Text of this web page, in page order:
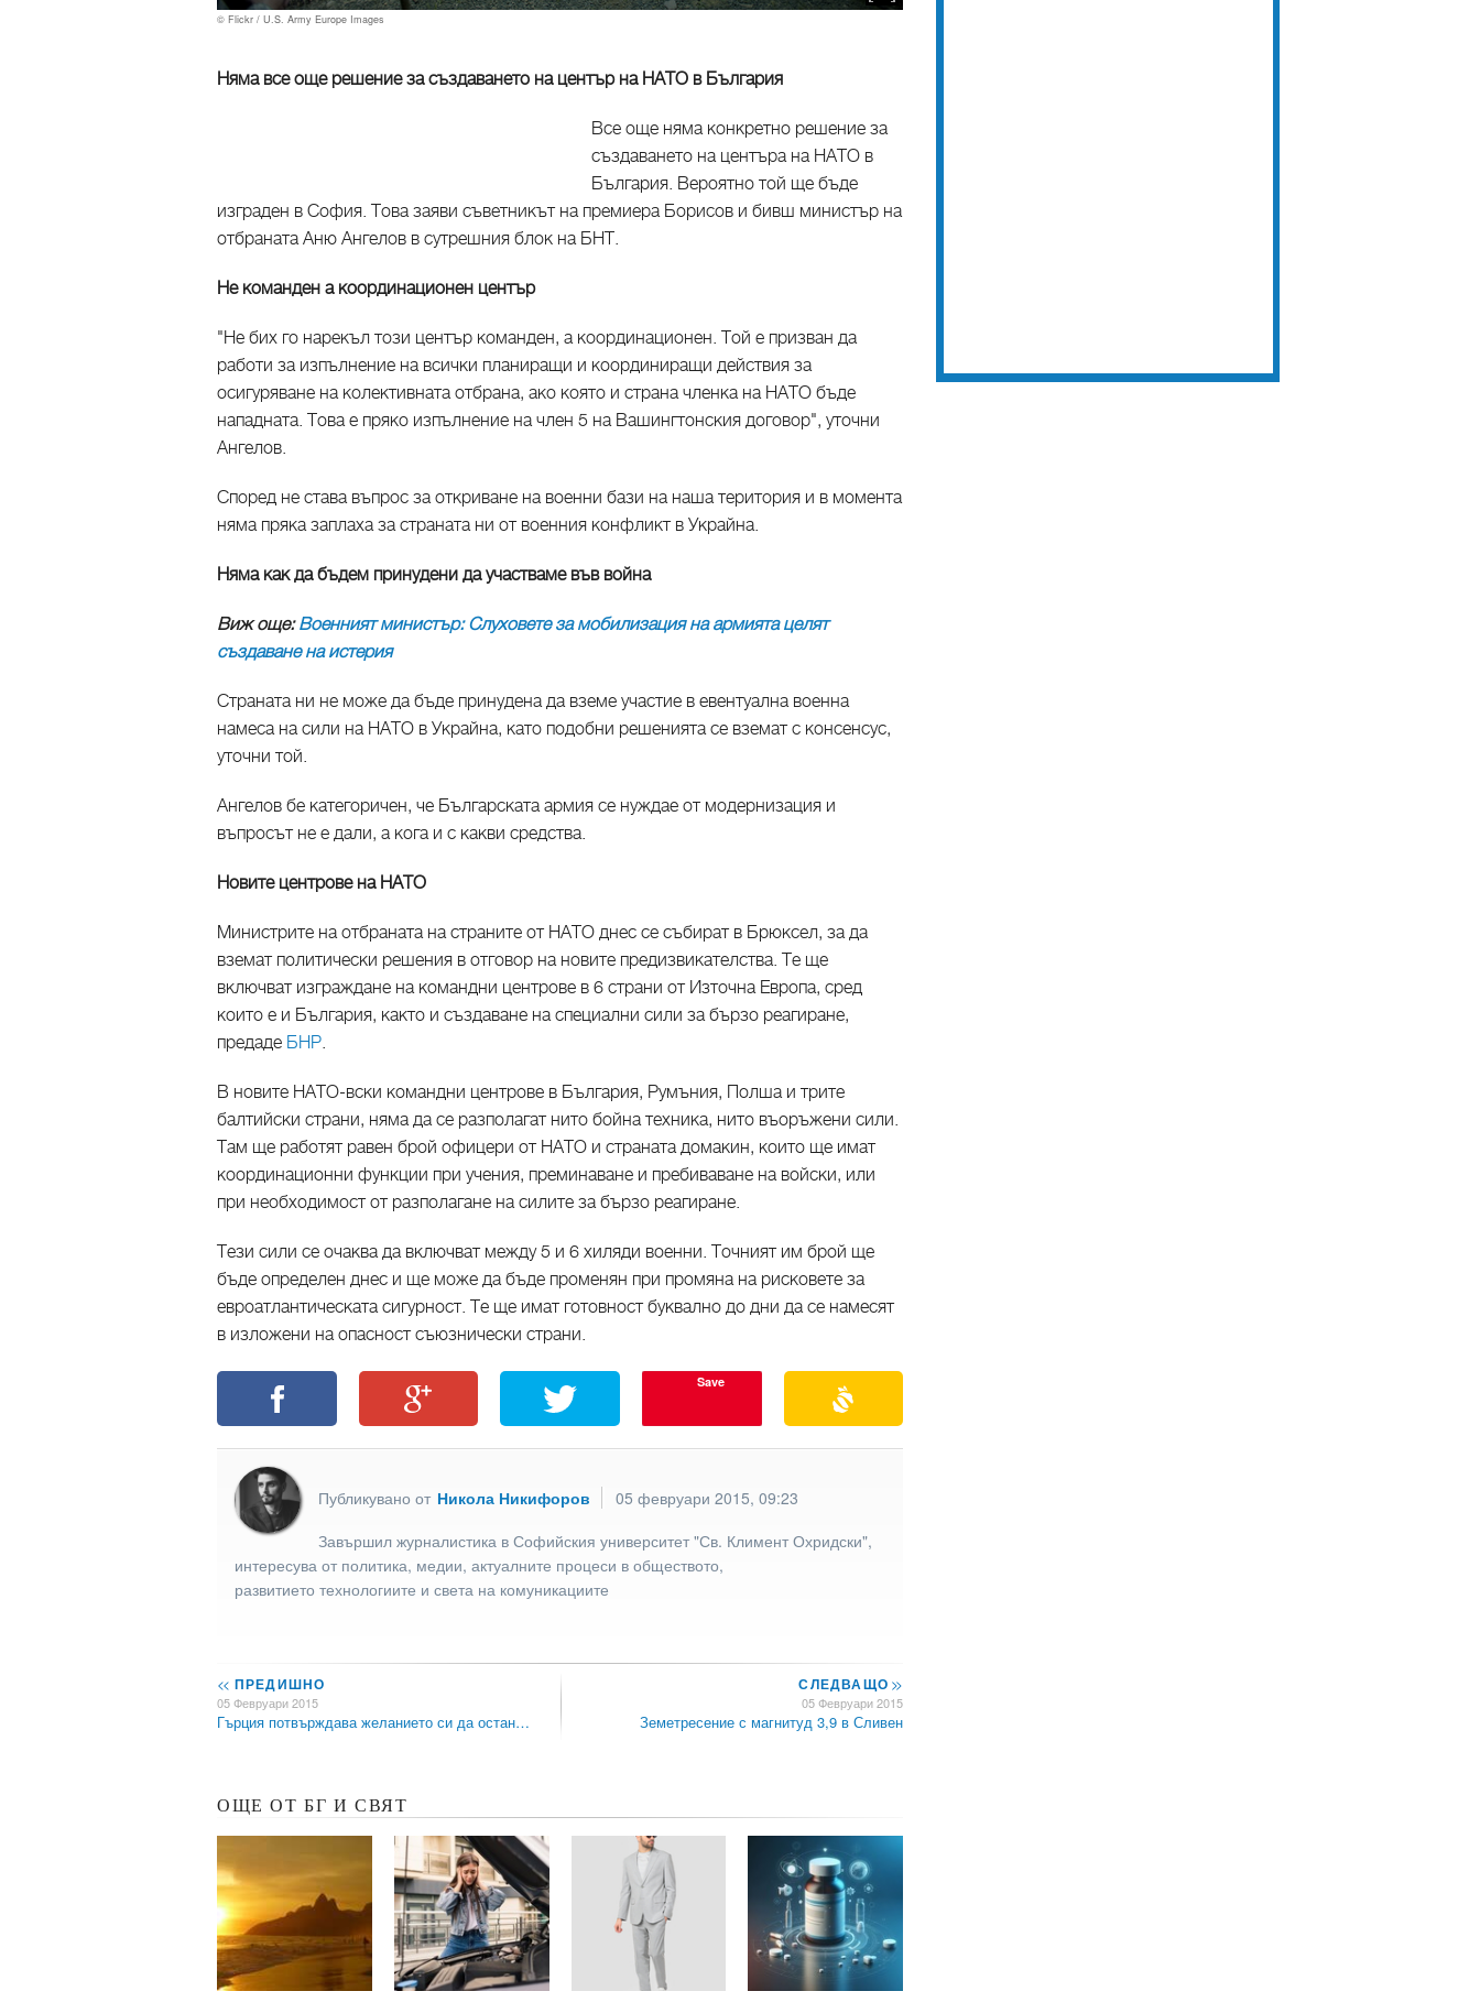
© Flickr / U.S. Army Europe Images
Няма все още решение за създаването на център на НАТО в България
Все още няма конкретно решение за
създаването на центъра на НАТО в
България. Вероятно той ще бъде
изграден в София. Това заяви съветникът на премиера Борисов и бивш министър на
отбраната Аню Ангелов в сутрешния блок на БНТ.
Не команден а координационен център
"Не бих го нарекъл този център команден, а координационен. Той е призван да
работи за изпълнение на всички планиращи и координиращи действия за
осигуряване на колективната отбрана, ако която и страна членка на НАТО бъде
нападната. Това е пряко изпълнение на член 5 на Вашингтонския договор", уточни
Ангелов.
Според не става въпрос за откриване на военни бази на наша територия и в момента
няма пряка заплаха за страната ни от военния конфликт в Украйна.
Няма как да бъдем принудени да участваме във война
Виж още:Военният министър: Слуховете за мобилизация на армията целят
създаване на истерия
Страната ни не може да бъде принудена да вземе участие в евентуална военна
намеса на сили на НАТО в Украйна, като подобни решенията се вземат с консенсус,
уточни той.
Ангелов бе категоричен, че Българската армия се нуждае от модернизация и
въпросът не е дали, а кога и с какви средства.
Новите центрове на НАТО
Министрите на отбраната на страните от НАТО днес се събират в Брюксел, за да
вземат политически решения в отговор на новите предизвикателства. Те ще
включват изграждане на командни центрове в 6 страни от Източна Европа, сред
които е и България, както и създаване на специални сили за бързо реагиране,
предаде БНР.
В новите НАТО-вски командни центрове в България, Румъния, Полша и трите
балтийски страни, няма да се разполагат нито бойна техника, нито въоръжени сили.
Там ще работят равен брой офицери от НАТО и страната домакин, които ще имат
координационни функции при учения, преминаване и пребиваване на войски, или
при необходимост от разполагане на силите за бързо реагиране.
Тези сили се очаква да включват между 5 и 6 хиляди военни. Точният им брой ще
бъде определен днес и ще може да бъде променян при промяна на рисковете за
евроатлантическата сигурност. Те ще имат готовност буквално до дни да се намесят
в изложени на опасност съюзнически страни.
Save
Публикувано от Никола Никифоров
05 февруари 2015, 09:23
Завършил журналистика в Софийския университет "Св. Климент Охридски",
интересува от политика, медии, актуалните процеси в обществото,
развитието технологиите и света на комуникациите
<< ПРЕДИШНО
05 Февруари 2015
Гърция потвърждава желанието си да остан…
СЛЕДВАЩО>>
05 Февруари 2015
Земетресение с магнитуд 3,9 в Сливен
ОЩЕ ОТ БГ И СВЯТ